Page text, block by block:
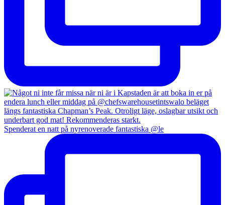
Spenderat en natt på nyrenoverade fantastiska @le